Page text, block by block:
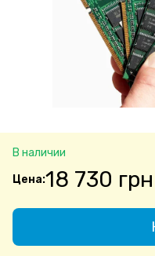
В наличии
18 730 грн